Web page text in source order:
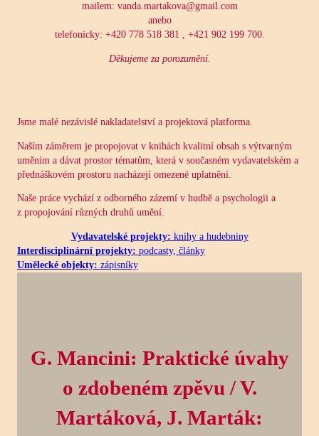
mailem: vanda.martakova@gmail.com
anebo
telefonicky: +420 778 518 381 , +421 902 199 700.
Děkujeme za porozumění.
Jsme malé nezávislé nakladatelství a projektová platforma.
Naším záměrem je propojovat v knihách kvalitní obsah s výtvarným
uměním a dávat prostor tématům, která v současném vydavatelském a
přednáškovém prostoru nacházejí omezené uplatnění.
Naše práce vychází z odborného zázemí v hudbě a psychologii a
z propojování různých druhů umění.
Vydavatelské projekty: knihy a hudebniny
Interdisciplinární projekty: podcasty, články
Umělecké objekty: zápisníky
G. Mancini: Praktické úvahy
o zdobeném zpěvu / V.
Martáková, J. Marták: